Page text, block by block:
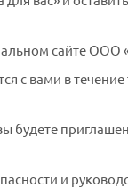
сайте ООО
с вами в
будете
и